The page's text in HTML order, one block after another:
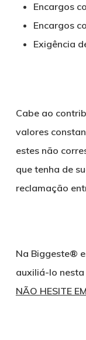
Encargos
Encargos
Exigência
Cabe ao
valores
estes não
que tenha de
reclamação
Na Biggeste®
auxiliá-lo
NÃO HESITE